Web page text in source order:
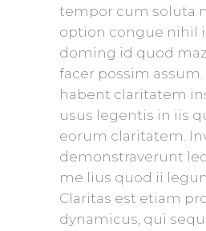
tempor cum soluta
option congue nihil
doming id quod
facer possim assum.
habent claritatem
usus legentis in iis
eorum claritatem.
demonstraverunt
me lius quod ii
Claritas est etiam
dynamicus, qui